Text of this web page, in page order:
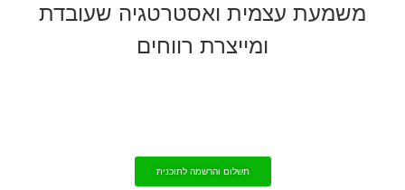
משמעת עצמית ואסטרטגיה שעובדת
ומייצרת רווחים
תשלום והרשמה לתוכנית